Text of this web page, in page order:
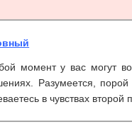
момент у вас могут
Разумеется,
в чувствах второй